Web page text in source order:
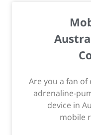
Are you a fan
adrenaline-
device in
mobile